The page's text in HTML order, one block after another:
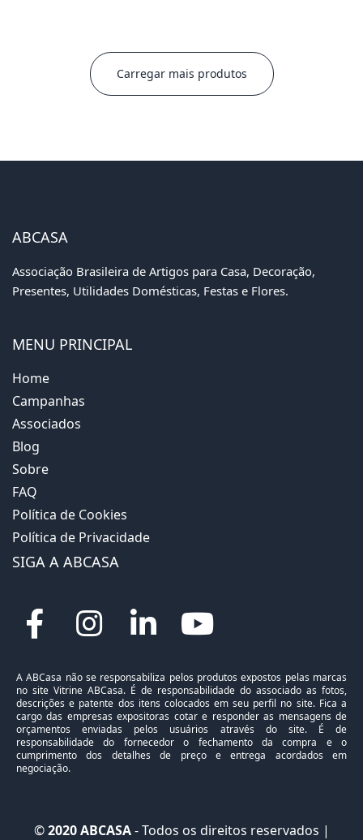
Carregar mais produtos
ABCASA
Associação Brasileira de Artigos para Casa, Decoração,
Presentes, Utilidades Domésticas, Festas e Flores.
MENU PRINCIPAL
Home
Campanhas
Associados
Blog
Sobre
FAQ
Política de Cookies
Política de Privacidade
SIGA A ABCASA
A ABCasa não se responsabiliza pelos produtos expostos pelas marcas
no site Vitrine ABCasa. É de responsabilidade do associado as fotos,
descrições e patente dos itens colocados em seu perfil no site. Fica a
cargo das empresas expositoras cotar e responder as mensagens de
orçamentos enviadas pelos usuários através do site. É de
responsabilidade do fornecedor o fechamento da compra e o
cumprimento dos detalhes de preço e entrega acordados em
negociação.
©2020 ABCASA- Todos os direitos reservados |